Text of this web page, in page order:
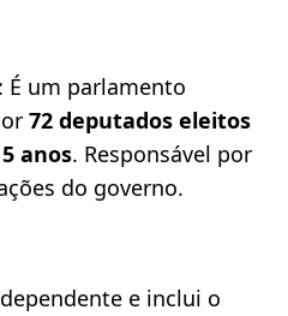
: É um parlamento
72 deputados eleitos
anos. Responsável por
do governo.
e inclui o